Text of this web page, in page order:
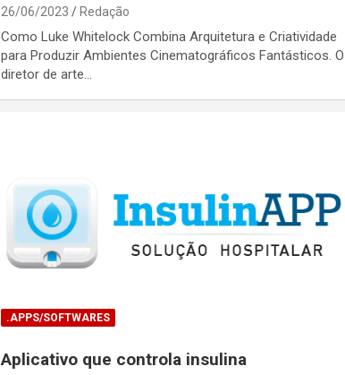
26/06/2023 Redação
Como Luke Whitelock Combina Arquitetura e Criatividade
para Produzir Ambientes Cinematográficos Fantásticos. O
diretor de arte…
.APPS/SOFTWARES
Aplicativo que controla insulina